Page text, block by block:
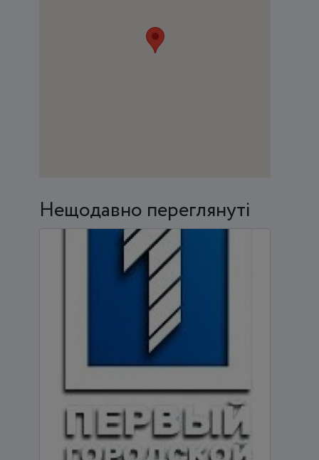
Нещодавно переглянуті
"ПЕРШИЙ МІСЬКИЙ ТЕЛЕКАНАЛ. КРИВИЙ РІГ"